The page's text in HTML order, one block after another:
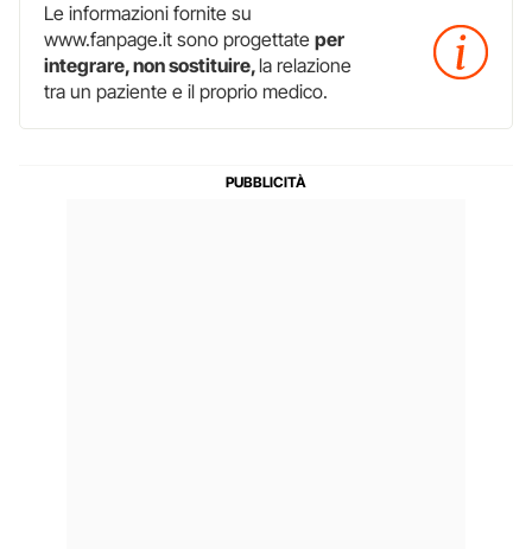
Le informazioni fornite su
www.fanpage.it sono progettate per
integrare, non sostituire,la relazione
tra un paziente e il proprio medico.